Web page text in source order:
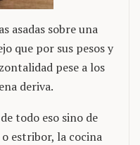
asadas sobre una
que por sus pesos y
pese a los
deriva.
todo eso sino de
estribor, la cocina